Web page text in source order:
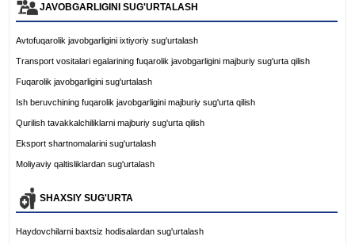
JAVOBGARLIGINI SUG'URTALASH
Avtofuqarolik javobgarligini ixtiyoriy sug'urtalash
Transport vositalari egalarining fuqarolik javobgarligini majburiy sug'urta qilish
Fuqarolik javobgarligini sug'urtalash
Ish beruvchining fuqarolik javobgarligini majburiy sug'urta qilish
Qurilish tavakkalchiliklarni majburiy sug'urta qilish
Eksport shartnomalarini sug'urtalash
Moliyaviy qaltisliklardan sug'urtalash
SHAXSIY SUG'URTA
Haydovchilarni baxtsiz hodisalardan sug'urtalash